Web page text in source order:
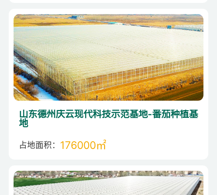
山东德州庆云现代科技示范基地-番茄种植基
地
占地面积： 176000㎡